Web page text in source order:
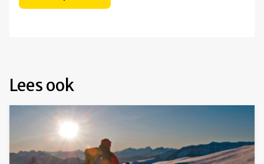
Lees ook